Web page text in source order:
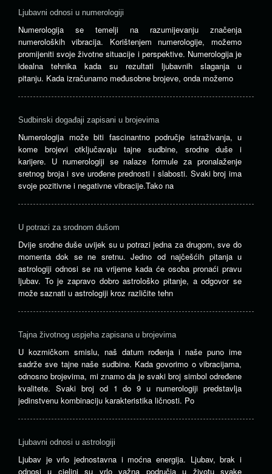
Ljubavni odnosi u numerologiji
Numerologija se temelji na razumijevanju značenja
numeroloških vibracija. Korištenjem numerologije, možemo
promijeniti svoje životne situacije i perspektive. Numerologija je
idealna tehnika kada su rezultati ljubavnih slaganja u
pitanju. Kada izračunamo međusobne brojeve, onda možemo
Sudbinski događaji zapisani u brojevima
Numerologija može biti fascinantno područje istraživanja, u
kome brojevi otključavaju tajne sudbine, srodne duše i
karijere. U numerologiji se nalaze formule za pronalaženje
sretnog broja i sve urođene prednosti i slabosti. Svaki broj ima
svoje pozitivne i negativne vibracije.Tako na
U potrazi za srodnom dušom
Dvije srodne duše uvijek su u potrazi jedna za drugom, sve do
momenta dok se ne sretnu. Jedno od najčešćih pitanja u
astrologiji odnosi se na vrijeme kada će osoba pronaći pravu
ljubav. To je zapravo dobro astrološko pitanje, a odgovor se
može saznati u astrologiji kroz različite tehn
Tajna životnog uspjeha zapisana u brojevima
U kozmičkom smislu, naš datum rođenja i naše puno ime
sadrže sve tajne naše sudbine. Kada govorimo o vibracijama,
odnosno brojevima, mi znamo da je svaki broj simbol određene
kvalitete. Svaki broj od 1 do 9 u numerologiji predstavlja
jedinstvenu kombinaciju karakteristika ličnosti. Po
Ljubavni odnosi u astrologiji
Ljubav je vrlo jednostavna i moćna energija. Ljubav, brak i
odnosi u cjelini su vrlo važna područja u životu svake